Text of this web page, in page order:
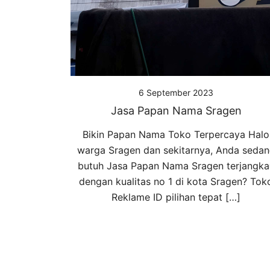
6 September 2023
Jasa Papan Nama Sragen
Bikin Papan Nama Toko Terpercaya Halo
warga Sragen dan sekitarnya, Anda
butuh Jasa Papan Nama Sragen
dengan kualitas no 1 di kota Sragen?
Reklame ID pilihan tepat […]